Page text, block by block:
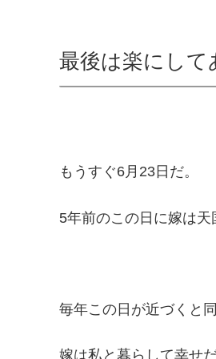
最後は楽にして
もうすぐ6月23日だ。
5年前のこの日に嫁は天
毎年この日が近づくと
嫁は私と暮らして幸せ